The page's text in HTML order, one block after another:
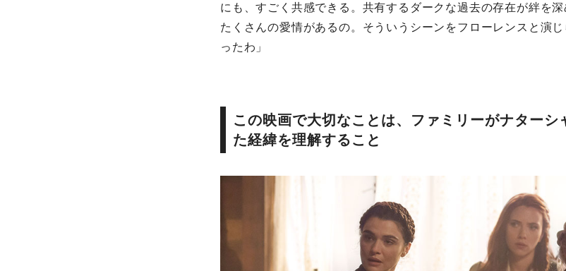
にも、すごく共感できる。共有するダークな過去の存在が絆を
たくさんの愛情があるの。そういうシーンをフローレンスと演
ったわ」
この映画で大切なことは、ファミリーがナターシ
た経緯を理解すること